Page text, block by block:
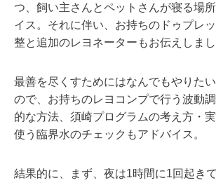
つ、飼い主さんとペットさんが寝る場
イス。それに伴い、お持ちのドゥプレ
整と追加のレヨネーターもお伝えしまし
最善を尽くすためにはなんでもやりた
ので、お持ちのレヨコンプで行う波動
的な方法、須崎プログラムの考え方・
使う臨界水のチェックもアドバイス。
結果的に、まず、夜は1時間に1回起き